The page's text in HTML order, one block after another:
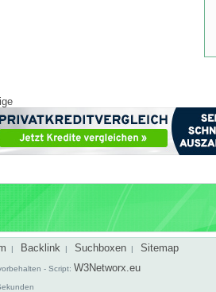
| Backlink | Suchboxen | Sitemap
- Script: W3Networx.eu